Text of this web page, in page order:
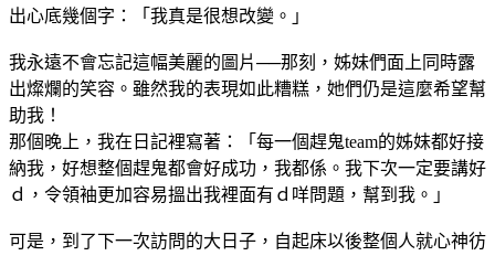
出心底幾個字：「我真是很想改變。」
我永遠不會忘記這幅美麗的圖片──那刻，姊妹們面上同時露
出燦爛的笑容。雖然我的表現如此糟糕，她們仍是這麼希望幫
助我！
那個晚上，我在日記裡寫著：「每一個趕鬼team的姊妹都好接
納我，好想整個趕鬼都會好成功，我都係。我下次一定要講好
ｄ，令領袖更加容易搵出我裡面有ｄ咩問題，幫到我。」
可是，到了下一次訪問的大日子，自起床以後整個人就心神彷